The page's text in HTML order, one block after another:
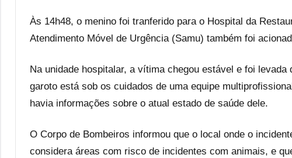
Às 14h48, o menino foi tranferido para o Hospital da
Atendimento Móvel de Urgência (Samu) também foi
Na unidade hospitalar, a vítima chegou estável e foi
garoto está sob os cuidados de uma equipe
havia informações sobre o atual estado de saúde dele.
O Corpo de Bombeiros informou que o local onde o
considera áreas com risco de incidentes com animais, e